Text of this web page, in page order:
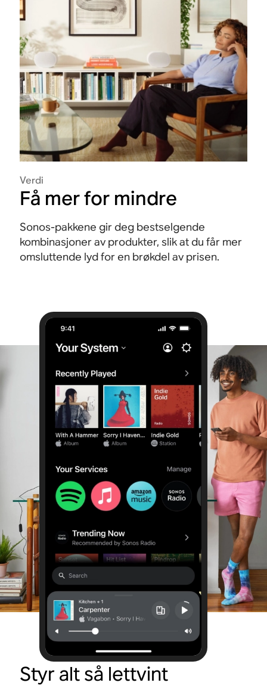
Verdi
Få mer for mindre
Sonos-pakkene gir deg bestselgende
kombinasjoner av produkter, slik at du får mer
omsluttende lyd for en brøkdel av prisen.
Styr alt så lettvint